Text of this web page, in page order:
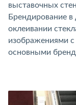
выставочных
Брендирование в
оклеивании
изображениями с
основными